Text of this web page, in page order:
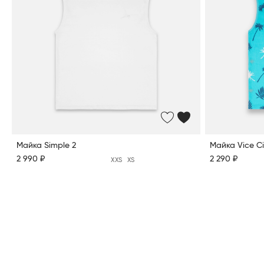
Майка Simple 2
2 990 ₽
XXS XS
Майка Vice
2 290 ₽